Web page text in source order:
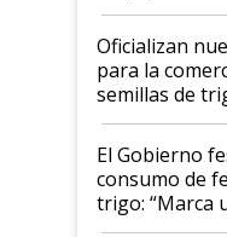
Oficializan
para la
semillas de
granel
El Gobierno
consumo de
trigo: “Marca
confianza de